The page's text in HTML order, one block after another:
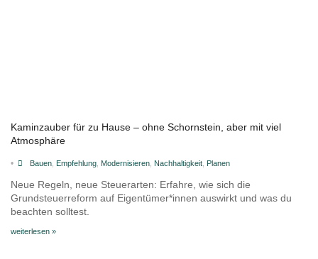
Kaminzauber für zu Hause – ohne Schornstein, aber mit viel
Atmosphäre
• Bauen, Empfehlung, Modernisieren, Nachhaltigkeit, Planen
Neue Regeln, neue Steuerarten: Erfahre, wie sich die
Grundsteuerreform auf Eigentümer*innen auswirkt und was du
beachten solltest.
weiterlesen »